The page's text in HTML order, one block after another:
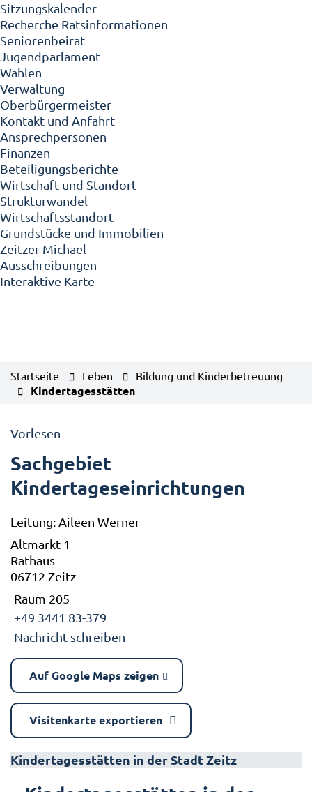
Sitzungskalender
Recherche Ratsinformationen
Seniorenbeirat
Jugendparlament
Wahlen
Verwaltung
Oberbürgermeister
Kontakt und Anfahrt
Ansprechpersonen
Finanzen
Beteiligungsberichte
Wirtschaft und Standort
Strukturwandel
Wirtschaftsstandort
Grundstücke und Immobilien
Zeitzer Michael
Ausschreibungen
Interaktive Karte
Startseite Leben Bildung und Kinderbetreuung
Kindertagesstätten
Vorlesen
Sachgebiet
Kindertageseinrichtungen
Leitung: Aileen Werner
Altmarkt 1
Rathaus
06712 Zeitz
Raum 205
+49 3441 83-379
Nachricht schreiben
Auf Google Maps zeigen
Visitenkarte exportieren
Kindertagesstätten in der Stadt Zeitz